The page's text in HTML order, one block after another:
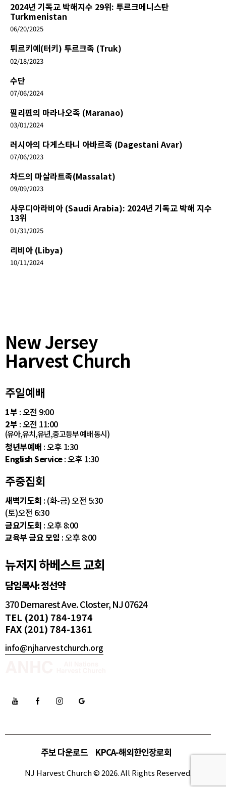
2024년 기독교 박해지수 29위: 투르크메니스탄
Turkmenistan
06/20/2025
튀르키예(터키) 투르크족 (Truk)
02/18/2023
수단
07/06/2024
필리핀의 마라나오족 (Maranao)
03/01/2024
러시아의 다게스타니 아바르족 (Dagestani Avar)
07/06/2023
차드의 마살라트족(Massalat)
09/09/2023
사우디아라비아 (Saudi Arabia): 2024년 기독교 박해 지수
13위
01/31/2025
리비아 (Libya)
10/11/2024
New Jersey
Harvest Church
주일예배
1부 : 오전 9:00
2부 : 오전 11:00
(유아,유치,유년,중고등부 예배 동시)
청년부예배 : 오후 1:30
English Service: 오후 1:30
주중집회
새벽기도회 : (화-금) 오전 5:30
(토)오전 6:30
금요기도회 : 오후 8:00
교육부 금요 모임 : 오후 8:00
뉴저지 하베스트 교회
담임목사: 정선약
370 Demarest Ave. Closter, NJ 07624
TEL (201) 784-1974
FAX (201) 784-1361
info@njharvestchurch.org
주보 다운로드 KPCA-해외한인장로회
NJ Harvest Church © 2026. All Rights Reserved.